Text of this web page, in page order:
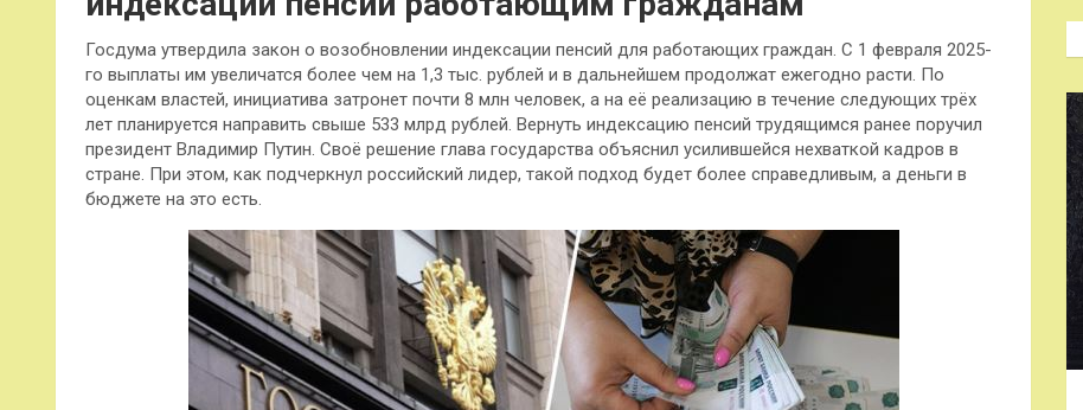
Госдума утвердила закон о возобновлении индексации пенсий для работающих граждан. С 1 февраля 2025-
го выплаты им увеличатся более чем на 1,3 тыс. рублей и в дальнейшем продолжат ежегодно расти. По
оценкам властей, инициатива затронет почти 8 млн человек, а на её реализацию в течение следующих трёх
лет планируется направить свыше 533 млрд рублей. Вернуть индексацию пенсий трудящимся ранее поручил
президент Владимир Путин. Своё решение глава государства объяснил усилившейся нехваткой кадров в
стране. При этом, как подчеркнул российский лидер, такой подход будет более справедливым, а деньги в
бюджете на это есть.